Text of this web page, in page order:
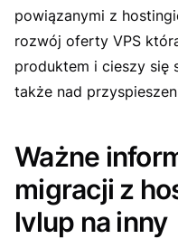
powiązanymi z
rozwój oferty VPS
produktem i cieszy się
także nad
Ważne
migracji z
lvlup na inny